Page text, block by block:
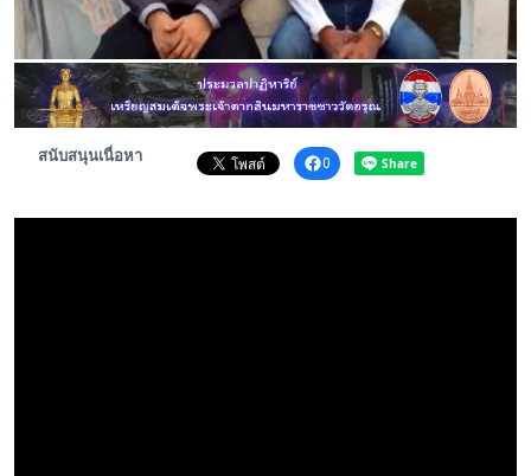
กะฉ่อนช้อปปิ้ง
ติดต่อ
สนับสนุนเนื่อหา 0